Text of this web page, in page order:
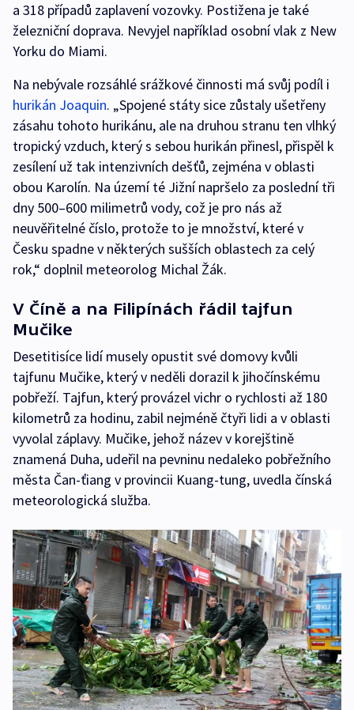
a 318 případů zaplavení vozovky. Postižena je také
železniční doprava. Nevyjel například osobní vlak z New
Yorku do Miami.
Na nebývale rozsáhlé srážkové činnosti má svůj podíl i
hurikán Joaquin. „Spojené státy sice zůstaly ušetřeny
zásahu tohoto hurikánu, ale na druhou stranu ten vlhký
tropický vzduch, který s sebou hurikán přinesl, přispěl k
zesílení už tak intenzivních dešťů, zejména v oblasti
obou Karolín. Na území té Jižní napršelo za poslední tři
dny 500–600 milimetrů vody, což je pro nás až
neuvěřitelné číslo, protože to je množství, které v
Česku spadne v některých sušších oblastech za celý
rok,“ doplnil meteorolog Michal Žák.
V Číně a na Filipínách řádil tajfun
Mučike
Desetitisíce lidí musely opustit své domovy kvůli
tajfunu Mučike, který v neděli dorazil k jihočínskému
pobřeží. Tajfun, který provázel vichr o rychlosti až 180
kilometrů za hodinu, zabil nejméně čtyři lidi a v oblasti
vyvolal záplavy. Mučike, jehož název v korejštině
znamená Duha, udeřil na pevninu nedaleko pobřežního
města Čan-ťiang v provincii Kuang-tung, uvedla čínská
meteorologická služba.